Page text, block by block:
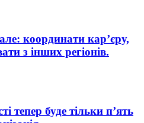
координати кар’єру,
з інших регіонів.
тепер буде тільки п’ять